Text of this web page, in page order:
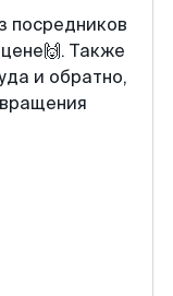
посредников
Также
и обратно,